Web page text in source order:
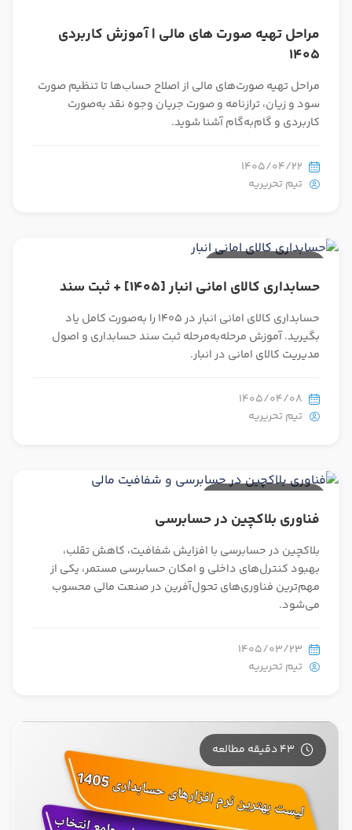
مراحل تهیه صورت های مالی | آموزش کاربردی
1405
مراحل تهیه صورت‌های مالی از اصلاح حساب‌ها تا تنظیم صورت
سود و زیان، ترازنامه و صورت جریان وجوه نقد به‌صورت
کاربردی و گام‌به‌گام آشنا شوید.
1405/04/22
تیم تحریریه
حسابداری کالای امانی انبار [1405] + ثبت سند
حسابداری کالای امانی انبار در 1405 را به‌صورت کامل یاد
بگیرید. آموزش مرحله‌به‌مرحله ثبت سند حسابداری و اصول
مدیریت کالای امانی در انبار.
1405/04/08
تیم تحریریه
فناوری بلاکچین در حسابرسی
بلاکچین در حسابرسی با افزایش شفافیت، کاهش تقلب،
بهبود کنترل‌های داخلی و امکان حسابرسی مستمر، یکی از
مهم‌ترین فناوری‌های تحول‌آفرین در صنعت مالی محسوب
می‌شود.
1405/03/23
تیم تحریریه
43 دقیقه مطالعه
استخدام و شروع کار حسابداری
ارتقا به حسابدار حرفه ای